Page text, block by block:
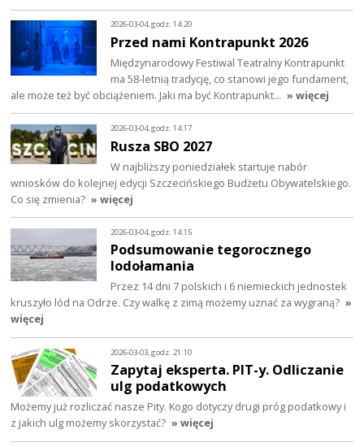
2026-03-04, godz. 14:20
Przed nami Kontrapunkt 2026
Międzynarodowy Festiwal Teatralny Kontrapunkt
ma 58-letnią tradycję, co stanowi jego fundament,
ale może też być obciążeniem. Jaki ma być Kontrapunkt… » więcej
2026-03-04, godz. 14:17
Rusza SBO 2027
W najbliższy poniedziałek startuje nabór
wniosków do kolejnej edycji Szczecińskiego Budżetu Obywatelskiego.
Co się zmienia? » więcej
2026-03-04, godz. 14:15
Podsumowanie tegorocznego
lodołamania
Przez 14 dni 7 polskich i 6 niemieckich jednostek
kruszyło lód na Odrze. Czy walkę z zimą możemy uznać za wygraną? »
więcej
2026-03-03, godz. 21:10
Zapytaj eksperta. PIT-y. Odliczanie
ulg podatkowych
Możemy już rozliczać nasze Pity. Kogo dotyczy drugi próg podatkowy i
z jakich ulg możemy skorzystać? » więcej